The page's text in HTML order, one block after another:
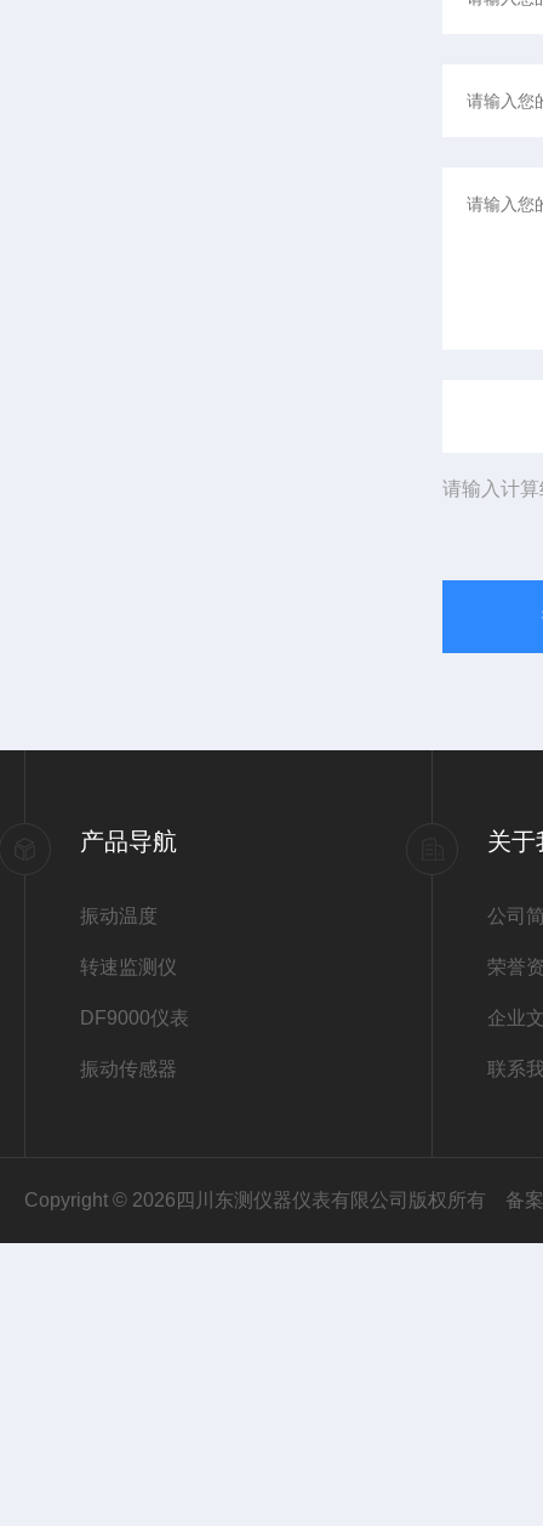
请输入计
产品导航
振动温度
转速监测仪
DF9000仪表
振动传感器
关于
公司
荣誉
企业
联系
Copyright © 2026四川东测仪器仪表有限公司版权所有 备